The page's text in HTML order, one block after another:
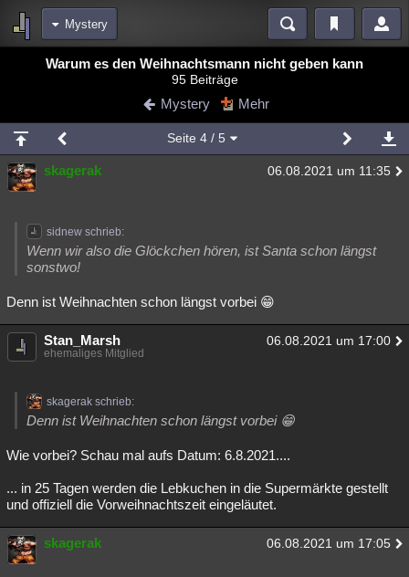
Mystery
Bereiche
Blogs
Chat Wiki Neuigkeiten
meine Rubriken
Menschen Wissenschaft Mystery Kriminalfälle
Natur Umfragen Unterhaltung
weitere Rubriken
Philosophie Träume Orte Esoterik
Astronomie Helpdesk Gaming Filme
Übersichten
Besucht Teilgenommen Alle Neue Geschlossen
Lesenswert Schlüsselwörter
Warum es den Weihnachtsmann nicht geben kann
95 Beiträge
Mystery Mehr
Seite 4/ 5
skagerak 06.08.2021 um 11:35
sidnew schrieb:
Wenn wir also die Glöckchen hören, ist Santa schon längst
sonstwo!
Denn ist Weihnachten schon längst vorbei 😁
Stan_Marsh 06.08.2021 um 17:00
ehemaliges Mitglied
skagerak schrieb:
Denn ist Weihnachten schon längst vorbei 😁
Wie vorbei? Schau mal aufs Datum: 6.8.2021....
... in 25 Tagen werden die Lebkuchen in die Supermärkte gestellt
und offiziell die Vorweihnachtszeit eingeläutet.
skagerak 06.08.2021 um 17:05